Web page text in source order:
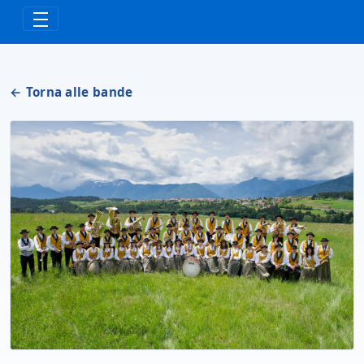
Skip to Main Content
← Torna alle bande